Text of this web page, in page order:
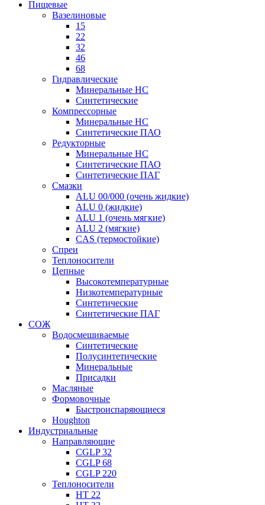
Пищевые
Вазелиновые
15
22
32
46
68
Гидравлические
Минеральные HC
Синтетические
Компрессорные
Минеральные HC
Синтетические ПАО
Редукторные
Минеральные HC
Синтетические ПАО
Синтетические ПАГ
Смазки
ALU 00/000 (очень жидкие)
ALU 0 (жидкие)
ALU 1 (очень мягкие)
ALU 2 (мягкие)
CAS (термостойкие)
Спреи
Теплоносители
Цепные
Высокотемпературные
Низкотемпературные
Синтетические
Синтетические ПАГ
СОЖ
Водосмешиваемые
Синтетические
Полусинтетические
Минеральные
Присадки
Масляные
Формовочные
Быстроиспаряющиеся
Houghton
Индустриальные
Направляющие
CGLP 32
CGLP 68
CGLP 220
Теплоносители
HT 22